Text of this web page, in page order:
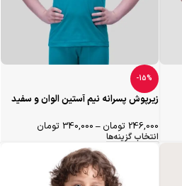
-15%
زیرپوش پسرانه نیم آستین الوان و سفید
246,000 تومان –
340,000 تومان
انتخاب گزینه‌ها